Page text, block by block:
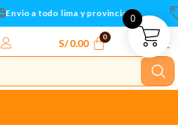
Envio a todo lima y provincias
S/0.00
0